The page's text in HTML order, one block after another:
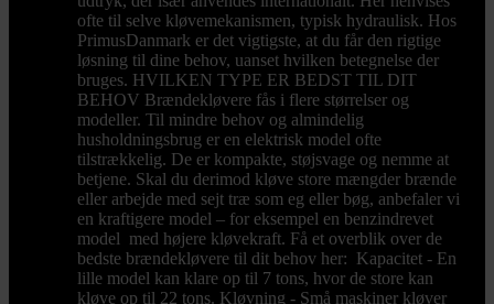
ofte til selve kløvemekanismen, typisk hydraulisk. Hos
PrimusDanmark er det vigtigste, at du får den rigtige
løsning til dine behov, uanset hvilken betegnelse der
bruges. HVILKEN TYPE ER BEDST TIL DIT
BEHOV Brændekløvere fås i flere størrelser og
modeller. Til mindre behov og almindelig
husholdningsbrug er en elektrisk model ofte
tilstrækkelig. De er kompakte, støjsvage og nemme at
betjene. Skal du derimod kløve store mængder brænde
eller arbejde med sejt træ som eg eller bøg, anbefaler vi
en kraftigere model – for eksempel en benzindrevet
model med højere kløvekraft. Få et overblik over de
bedste brændekløvere til dit behov her: Kapacitet - En
lille model kan klare op til 7 tons, hvor de store kan
kløve op til 22 tons. Kløvning - Små maskiner kløver